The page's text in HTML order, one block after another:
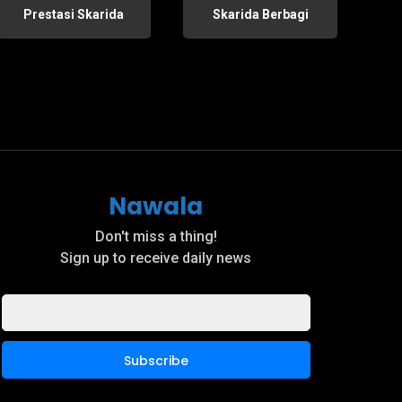
Prestasi Skarida Skarida Berbagi
Nawala
Don't miss a thing!
Sign up to receive daily news